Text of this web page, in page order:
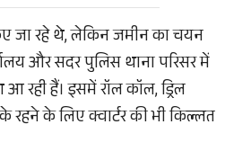
जा रहे थे, लेकिन जमीन का चयन
और सदर पुलिस थाना परिसर में
रही हैं। इसमें रॉल कॉल, ड्रिल
के लिए क्वार्टर की भी किल्लत